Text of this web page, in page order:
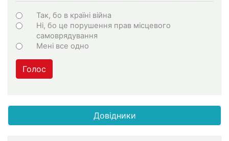
Choices
Так, бо в країні війна
Ні, бо це порушення прав місцевого
самоврядування
Мені все одно
Голос
Довідники